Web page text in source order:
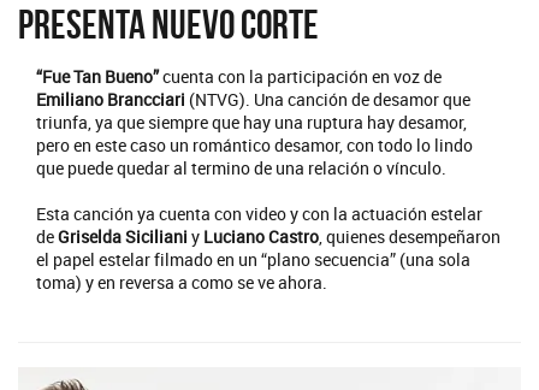
Presenta nuevo corte
“Fue Tan Bueno”cuenta con la participación en voz de
Emiliano Brancciari (NTVG). Una canción de desamor que
triunfa, ya que siempre que hay una ruptura hay desamor,
pero en este caso un romántico desamor, con todo lo lindo
que puede quedar al termino de una relación o vínculo.
Esta canción ya cuenta con video y con la actuación estelar
deGriselda Siciliani y Luciano Castro , quienes desempeñaron
el papel estelar filmado en un “plano secuencia” (una sola
toma) y en reversa a como se ve ahora.